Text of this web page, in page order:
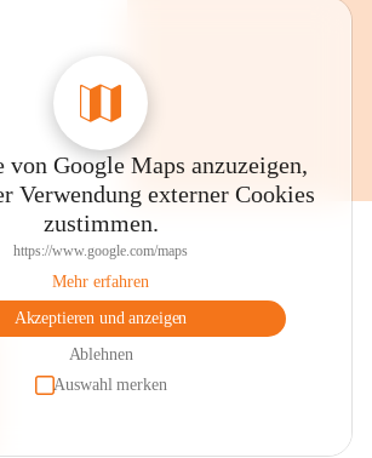
Google Maps anzuzeigen,
Verwendung externer Cookies
zustimmen.
https://www.google.com/maps
Mehr erfahren
Akzeptieren und anzeigen
Ablehnen
Auswahl merken